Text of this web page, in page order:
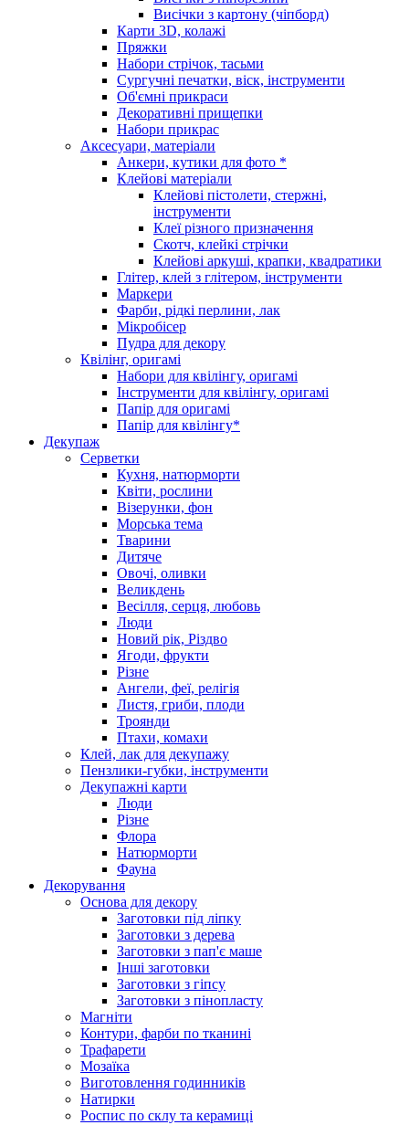
Висічки з картону (чіпборд)
Карти 3D, колажі
Пряжки
Набори стрічок, тасьми
Сургучні печатки, віск, інструменти
Об'ємні прикраси
Декоративні прищепки
Набори прикрас
Аксесуари, матеріали
Анкери, кутики для фото *
Клейові матеріали
Клейові пістолети, стержні,
інструменти
Клеї різного призначення
Скотч, клейкі стрічки
Клейові аркуші, крапки, квадратики
Глітер, клей з глітером, інструменти
Маркери
Фарби, рідкі перлини, лак
Мікробісер
Пудра для декору
Квілінг, оригамі
Набори для квілінгу, оригамі
Інструменти для квілінгу, оригамі
Папір для оригамі
Папір для квілінгу*
Декупаж
Серветки
Кухня, натюрморти
Квіти, рослини
Візерунки, фон
Морська тема
Тварини
Дитяче
Овочі, оливки
Великдень
Весілля, серця, любовь
Люди
Новий рік, Різдво
Ягоди, фрукти
Різне
Ангели, феї, релігія
Листя, гриби, плоди
Троянди
Птахи, комахи
Клей, лак для декупажу
Пензлики-губки, інструменти
Декупажні карти
Люди
Різне
Флора
Натюрморти
Фауна
Декорування
Основа для декору
Заготовки під ліпку
Заготовки з дерева
Заготовки з пап'є маше
Інші заготовки
Заготовки з гіпсу
Заготовки з пінопласту
Магніти
Контури, фарби по тканині
Трафарети
Мозаїка
Виготовлення годинників
Натирки
Роспис по склу та керамиці